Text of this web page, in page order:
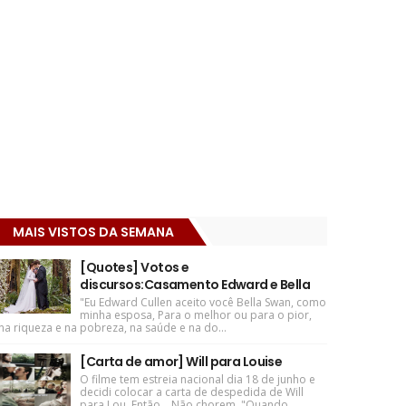
MAIS VISTOS DA SEMANA
[Quotes] Votos e
discursos:Casamento Edward e Bella
"Eu Edward Cullen aceito você Bella Swan, como
minha esposa, Para o melhor ou para o pior,
riqueza e na pobreza, na saúde e na do...
[Carta de amor] Will para Louise
O filme tem estreia nacional dia 18 de junho e
decidi colocar a carta de despedida de Will